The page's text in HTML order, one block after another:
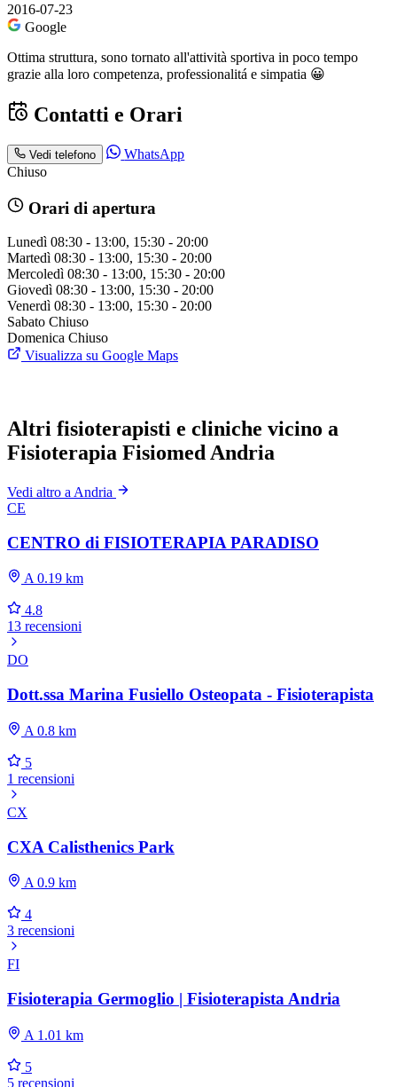
2016-07-23
Google
Ottima struttura, sono tornato all'attività sportiva in poco tempo
grazie alla loro competenza, professionalitá e simpatia 😀
Contatti e Orari
Vedi telefono
WhatsApp
Chiuso
Orari di apertura
Lunedì 08:30 - 13:00, 15:30 - 20:00
Martedì 08:30 - 13:00, 15:30 - 20:00
Mercoledì 08:30 - 13:00, 15:30 - 20:00
Giovedì 08:30 - 13:00, 15:30 - 20:00
Venerdì 08:30 - 13:00, 15:30 - 20:00
Sabato Chiuso
Domenica Chiuso
Visualizza su Google Maps
Altri fisioterapisti e cliniche vicino a
Fisioterapia Fisiomed Andria
Vedi altro a Andria
CE
CENTRO di FISIOTERAPIA PARADISO
A 0.19 km
4.8
13 recensioni
DO
Dott.ssa Marina Fusiello Osteopata - Fisioterapista
A 0.8 km
5
1 recensioni
CX
CXA Calisthenics Park
A 0.9 km
4
3 recensioni
FI
Fisioterapia Germoglio | Fisioterapista Andria
A 1.01 km
5
5 recensioni